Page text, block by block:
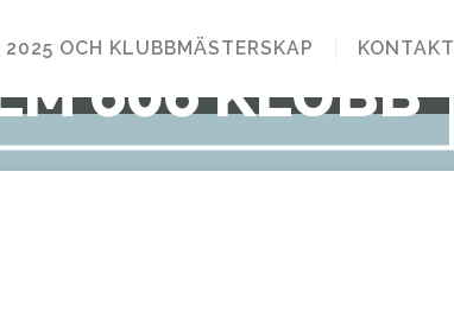
OCH KLUBBMÄSTERSKAP KONTAKT
606 KLUBB